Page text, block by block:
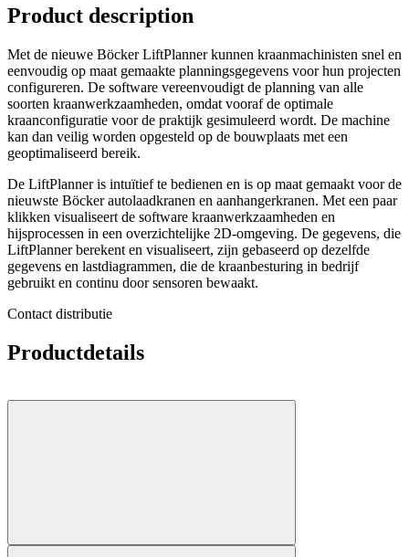
Product description
Met de nieuwe Böcker LiftPlanner kunnen kraanmachinisten snel en
eenvoudig op maat gemaakte planningsgegevens voor hun projecten
configureren. De software vereenvoudigt de planning van alle
soorten kraanwerkzaamheden, omdat vooraf de optimale
kraanconfiguratie voor de praktijk gesimuleerd wordt. De machine
kan dan veilig worden opgesteld op de bouwplaats met een
geoptimaliseerd bereik.
De LiftPlanner is intuïtief te bedienen en is op maat gemaakt voor de
nieuwste Böcker autolaadkranen en aanhangerkranen. Met een paar
klikken visualiseert de software kraanwerkzaamheden en
hijsprocessen in een overzichtelijke 2D-omgeving. De gegevens, die
LiftPlanner berekent en visualiseert, zijn gebaseerd op dezelfde
gegevens en lastdiagrammen, die de kraanbesturing in bedrijf
gebruikt en continu door sensoren bewaakt.
Contact distributie
Productdetails